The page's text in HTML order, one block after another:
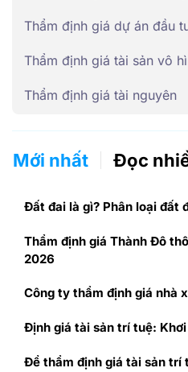
Thẩm định giá dự án đầu
Thẩm định giá tài sản vô
Thẩm định giá tài nguyên
Mới nhất Đọc
Đất đai là gì? Phân loại đất
Thẩm định giá Thành Đô
2026
Công ty thẩm định giá nhà
Định giá tài sản trí tuệ:
Để thẩm định giá tài sản trí